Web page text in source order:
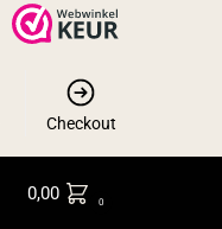
Checkout
0,00 0